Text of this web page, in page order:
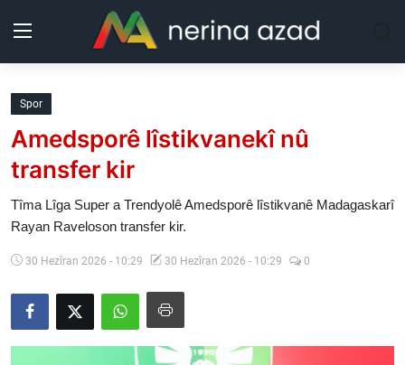
Kurdistan
Herêm
Rojev
Nerin
Spor
Amedsporê lîstikvanekî nû
transfer kir
Tîma Lîga Super a Trendyolê Amedsporê lîstikvanê Madagaskarî
Rayan Raveloson transfer kir.
30 Hezîran 2026 - 10:29 30 Hezîran 2026 - 10:29 0